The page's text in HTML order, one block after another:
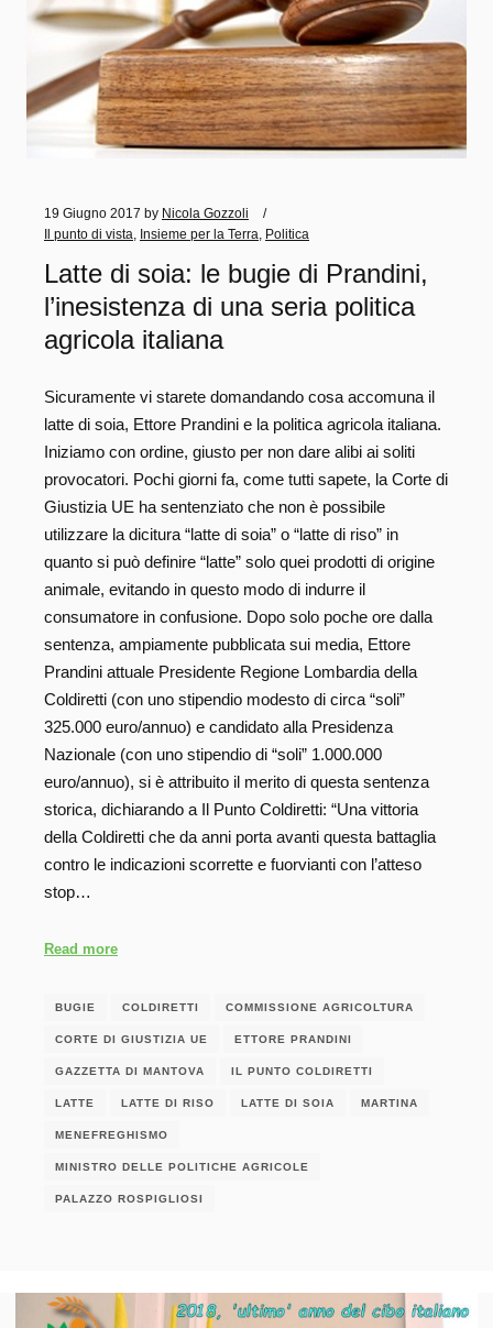
19 Giugno 2017 by Nicola Gozzoli
Il punto di vista
Insieme per la Terra Politica
Latte di soia: le bugie di Prandini,
l’inesistenza di una seria politica
agricola italiana
Sicuramente vi starete domandando cosa accomuna il
latte di soia, Ettore Prandini e la politica agricola italiana.
Iniziamo con ordine, giusto per non dare alibi ai soliti
provocatori. Pochi giorni fa, come tutti sapete, la Corte di
Giustizia UE ha sentenziato che non è possibile
utilizzare la dicitura “latte di soia” o “latte di riso” in
quanto si può definire “latte” solo quei prodotti di origine
animale, evitando in questo modo di indurre il
consumatore in confusione. Dopo solo poche ore dalla
sentenza, ampiamente pubblicata sui media, Ettore
Prandini attuale Presidente Regione Lombardia della
Coldiretti (con uno stipendio modesto di circa “soli”
325.000 euro/annuo) e candidato alla Presidenza
Nazionale (con uno stipendio di “soli” 1.000.000
euro/annuo), si è attribuito il merito di questa sentenza
storica, dichiarando a Il Punto Coldiretti: “Una vittoria
della Coldiretti che da anni porta avanti questa battaglia
contro le indicazioni scorrette e fuorvianti con l’atteso
stop…
Read more
BUGIE COLDIRETTI COMMISSIONE AGRICOLTURA
CORTE DI GIUSTIZIA UE ETTORE PRANDINI
GAZZETTA DI MANTOVA IL PUNTO COLDIRETTI
LATTE LATTE DI RISO LATTE DI SOIA MARTINA
MENEFREGHISMO
MINISTRO DELLE POLITICHE AGRICOLE
PALAZZO ROSPIGLIOSI